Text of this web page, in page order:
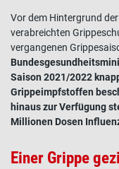
Vor dem Hintergrund der
verabreichten
vergangenen
Saison 2021/2022
Grippeimpfstoffen
hinaus zur Verfügung
Millionen Dosen
Einer Grippe